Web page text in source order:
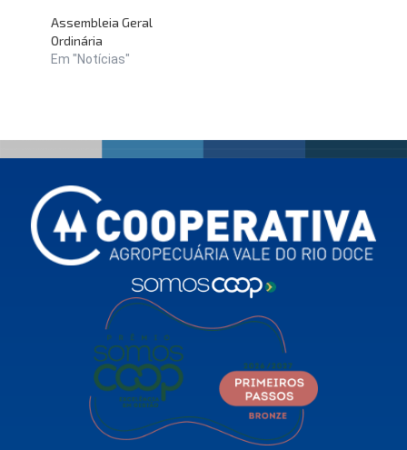
Assembleia Geral
Ordinária
Em "Notícias"